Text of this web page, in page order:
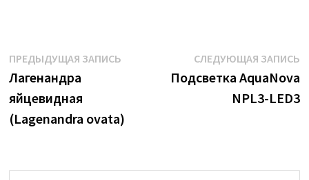
Навигация
по
записям
ПРЕДЫДУЩАЯ ЗАПИСЬПредыдущая
Лагенандра
яйцевидная
(Lagenandra ovata)
СЛЕДУЮЩАЯ ЗАПИСЬ
Подсветка AquaNova
NPL3-LED3